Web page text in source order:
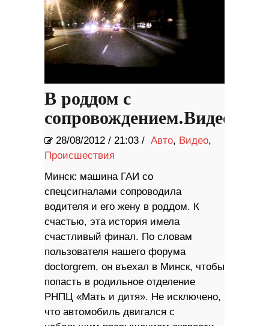
В роддом с
сопровождением.Видео
28/08/2012 / 21:03 / Авто, Видео,
Происшествия
Минск: машина ГАИ со
спецсигналами сопроводила
водителя и его жену в роддом. К
счастью, эта история имела
счастливый финал. По словам
пользователя нашего форума
doctorgrem, он въехал в Минск, чтобы
попасть в родильное отделение
РНПЦ «Мать и дитя». Не исключено,
что автомобиль двигался с